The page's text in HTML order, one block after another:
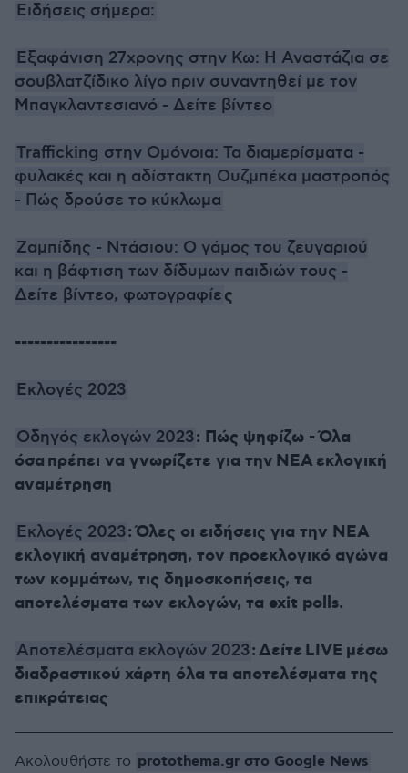
Ειδήσεις σήμερα:
Εξαφάνιση 27χρονης στην Κω: Η Αναστάζια σε
σουβλατζίδικο λίγο πριν συναντηθεί με τον
Μπαγκλαντεσιανό - Δείτε βίντεο
Trafficking στην Ομόνοια: Τα διαμερίσματα -
φυλακές και η αδίστακτη Ουζμπέκα μαστροπός
- Πώς δρούσε το κύκλωμα
Ζαμπίδης - Ντάσιου: Ο γάμος του ζευγαριού
και η βάφτιση των δίδυμων παιδιών τους -
Δείτε βίντεο, φωτογραφίες
----------------
Εκλογές 2023
Οδηγός εκλογών 2023: Πώς ψηφίζω - Όλα
όσα πρέπει να γνωρίζετε για την ΝΕΑ εκλογική
αναμέτρηση
Εκλογές 2023: Όλες οι ειδήσεις για την ΝΕΑ
εκλογική αναμέτρηση, τον προεκλογικό αγώνα
των κομμάτων, τις δημοσκοπήσεις, τα
αποτελέσματα των εκλογών, τα exit polls.
Αποτελέσματα εκλογών 2023: Δείτε LIVE μέσω
διαδραστικού χάρτη όλα τα αποτελέσματα της
επικράτειας
Ακολουθήστε το protothema.gr στο Google News